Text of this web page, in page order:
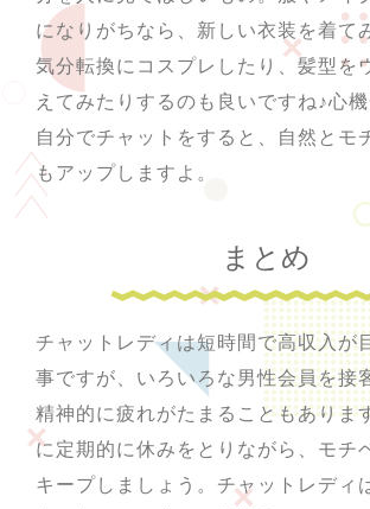
になりがちなら、新しい衣装を着て
気分転換にコスプレしたり、髪型を
えてみたりするのも良いですね♪心
自分でチャットをすると、自然とモ
もアップしますよ。
まとめ
チャットレディは短時間で高収入が
事ですが、いろいろな男性会員を接
精神的に疲れがたまることもありま
に定期的に休みをとりながら、モチ
キープしましょう。チャットレディ